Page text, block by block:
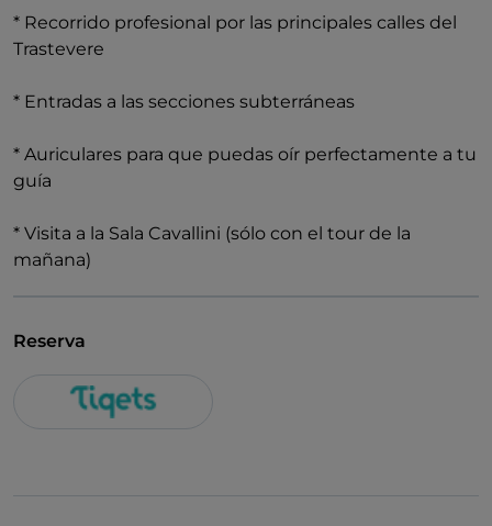
* Recorrido profesional por las principales calles del
Trastevere
* Entradas a las secciones subterráneas
* Auriculares para que puedas oír perfectamente a tu
guía
* Visita a la Sala Cavallini (sólo con el tour de la
mañana)
Reserva